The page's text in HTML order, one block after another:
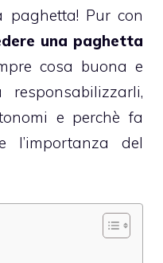
paghetta! Pur con
una paghetta
cosa buona e
e perchè fa
del